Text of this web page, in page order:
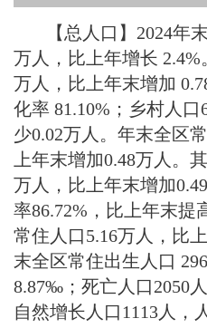
【总人口】 2024年
万人，比上年增长
万人，比上年末增加
化率 81.10%；乡村人
少0.02万人。年末全区
上年末增加0.48万人。
万人，比上年末增加
率86.72%，比上年末提
常住人口5.16万人，比
末全区常住出生人口
8.87‰；死亡人口2050
自然增长人口1113人，